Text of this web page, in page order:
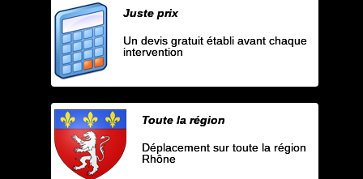
Juste prix
Un devis gratuit établi avant chaque
intervention
Toute la région
Déplacement sur toute la région
Rhône